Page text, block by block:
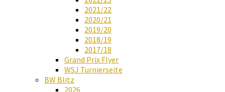
2021/22
2020/21
2019/20
2018/19
2017/18
Grand Prix Flyer
WSJ Turnierseite
BW Blitz
2026